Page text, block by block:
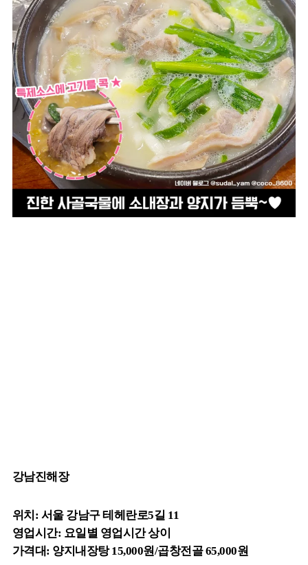
강남진해장
위치: 서울 강남구 테헤란로5길 11
영업시간: 요일별 영업시간 상이
가격대: 양지내장탕 15,000원/곱창전골 65,000원